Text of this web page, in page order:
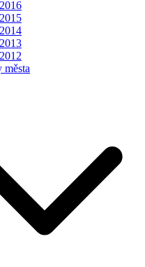
města